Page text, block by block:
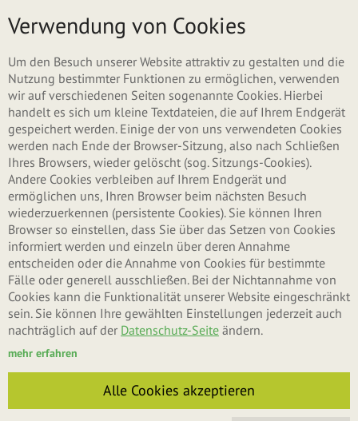
Menü
Haupt-Reiter
Neues Benutzerkonto erstellen
Anmelden(aktiver Reiter)
Neues Passwort anfordern
Benutzername oder E-Mail-Adresse*
Sie können sich mit Ihrem Benutzernamen oder Ihrer E-Mail-Adresse anmelden.
Passwort*
Für das Passwort muss die Groß-/Kleinschreibung beachtet werden.
Verwendung von Cookies
Um den Besuch unserer Website attraktiv zu gestalten und die
Nutzung bestimmter Funktionen zu ermöglichen, verwenden
wir auf verschiedenen Seiten sogenannte Cookies. Hierbei
handelt es sich um kleine Textdateien, die auf Ihrem Endgerät
gespeichert werden. Einige der von uns verwendeten Cookies
werden nach Ende der Browser-Sitzung, also nach Schließen
Ihres Browsers, wieder gelöscht (sog. Sitzungs-Cookies).
Andere Cookies verbleiben auf Ihrem Endgerät und
ermöglichen uns, Ihren Browser beim nächsten Besuch
wiederzuerkennen (persistente Cookies). Sie können Ihren
Browser so einstellen, dass Sie über das Setzen von Cookies
informiert werden und einzeln über deren Annahme
entscheiden oder die Annahme von Cookies für bestimmte
Fälle oder generell ausschließen. Bei der Nichtannahme von
Cookies kann die Funktionalität unserer Website eingeschränkt
sein. Sie können Ihre gewählten Einstellungen jederzeit auch
nachträglich auf der Datenschutz-Seite ändern.
mehr erfahren
Alle Cookies akzeptieren